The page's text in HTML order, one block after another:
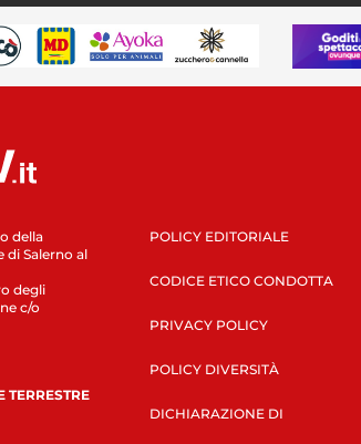
della
di Salerno al
degli
c/o
TERRESTRE
POLICY EDITORIALE
CODICE ETICO CONDOTTA
PRIVACY POLICY
POLICY DIVERSITÀ
DICHIARAZIONE DI